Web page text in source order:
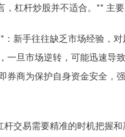
杠杆炒股并不适合。** 主要
：新手往往缺乏市场经验，
一旦市场逆转，可能迅速导
券商为保护自身资金安全，
交易需要精准的时机把握